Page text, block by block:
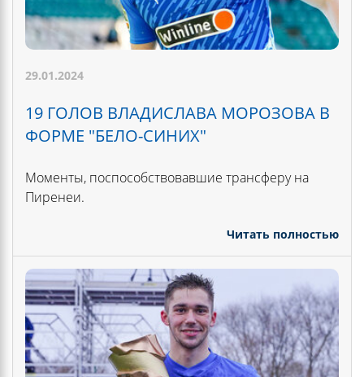
29.01.2024
19 ГОЛОВ ВЛАДИСЛАВА МОРОЗОВА В
ФОРМЕ "БЕЛО-СИНИХ"
Моменты, поспособствовавшие трансферу на
Пиренеи.
Читать полностью